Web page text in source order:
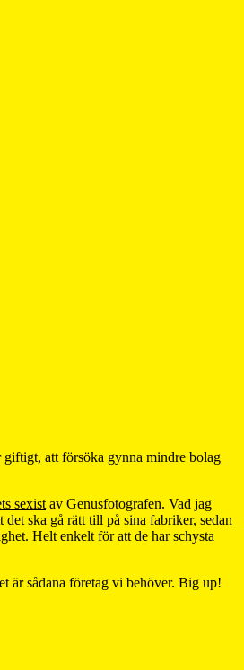
giftigt, att försöka gynna mindre bolag
sexist av Genusfotografen. Vad jag
ska gå rätt till på sina fabriker, sedan
Helt enkelt för att de har schysta
är sådana företag vi behöver. Big up!